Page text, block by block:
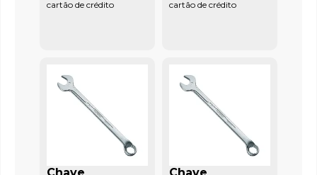
cartão de crédito
cartão de crédito